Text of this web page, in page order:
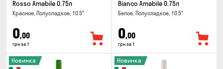
Rosso Amabile 0.75л
Красное, Полусладкое, 10.5°
0,00
грн за 1
Bianco Amabile 0.75л
Белое, Полусладкое, 10.5°
0,00
грн за 1
Новинка Новинка